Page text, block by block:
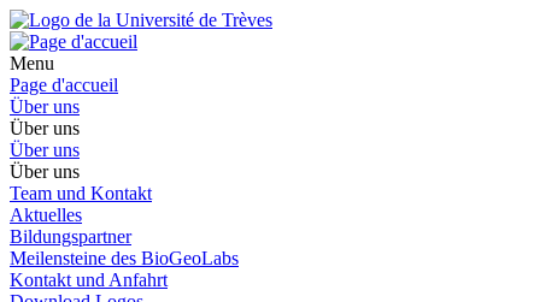
Menu
Page d'accueil
Über uns
Über uns
Über uns
Über uns
Team und Kontakt
Aktuelles
Bildungspartner
Meilensteine des BioGeoLabs
Kontakt und Anfahrt